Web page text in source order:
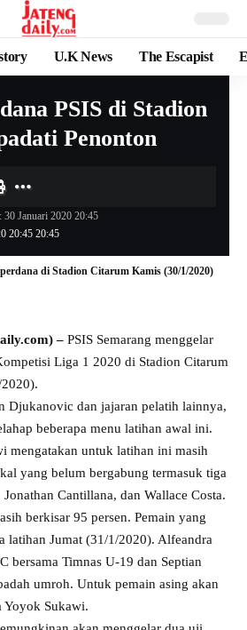
U.K News The Escapist
PSIS di Stadion
Penonton
20:45 20:45
30 Januari 2020 20:45
di Stadion Citarum Kamis (30/1/2020)
– PSIS Semarang menggelar
Liga 1 2020 di Stadion Citarum
Djukanovic dan jajaran pelatih lainnya,
beberapa menu latihan awal ini.
mengatakan untuk latihan ini masih
yang belum bergabung termasuk tiga
Cantillana, dan Wallace Costa.
berkisar 95 persen. Pemain yang
latihan Jumat (31/1/2020). Alfeandra
bersama Timnas U-19 dan Septian
umroh. Untuk pemain asing akan
Yoyok Sukawi.